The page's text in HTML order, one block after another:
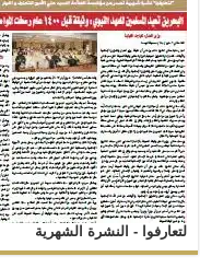
لتعارفوا - النشرة الشهرية